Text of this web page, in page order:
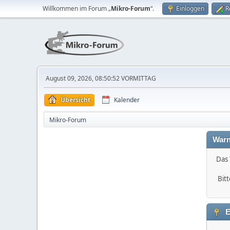
Willkommen im Forum „Mikro-Forum“. Einloggen
August 09, 2026, 08:50:52 VORMITTAG
Übersicht Kalender
Mikro-Forum